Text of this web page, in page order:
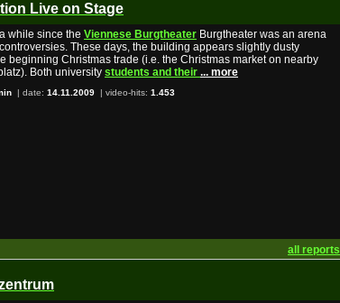
Live on Stage
while since the Viennese Burgtheater Burgtheater was an arena
These days, the building appears slightly dusty
beginning Christmas trade (i.e. the Christmas market on nearby
Both university students and their ... more
| date: 14.11.2009 | video-hits: 1.453
all reports